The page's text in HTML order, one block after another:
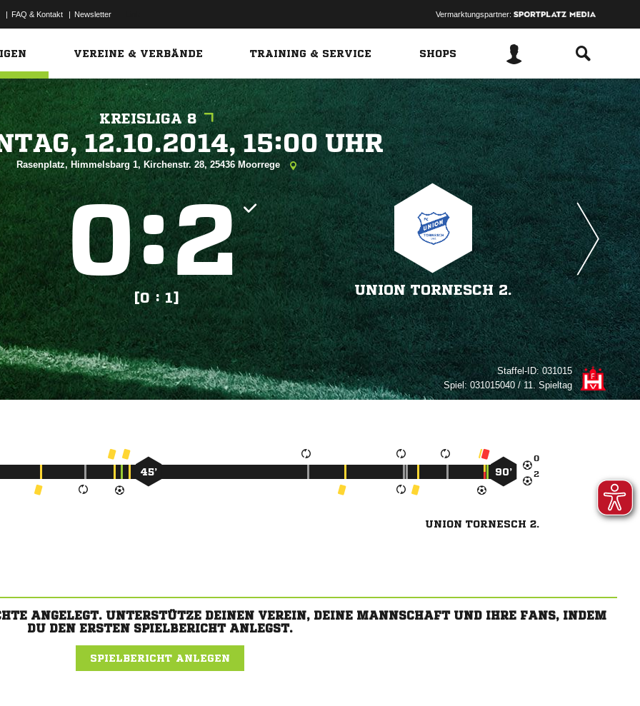
| FAQ & Kontakt | Newsletter Vermarktungspartner:
VEREINE & VERBÄNDE TRAINING & SERVICE SHOPS
KREISLIGA 8
  
Rasenplatz, Himmelsbarg 1, Kirchenstr. 28, 25436 Moorrege
:
[0 : 1]
UNION TORNESCH 2.
Staffel-ID:031015
Spiel:031015040 / 11. Spieltag


45’ 90’
UNION TORNESCH 2.
ANGELEGT. UNTERSTÜTZE DEINEN VEREIN, DEINE MANNSCHAFT UND IHRE FANS, INDEM
DU DEN ERSTEN SPIELBERICHT ANLEGST.
SPIELBERICHT ANLEGEN